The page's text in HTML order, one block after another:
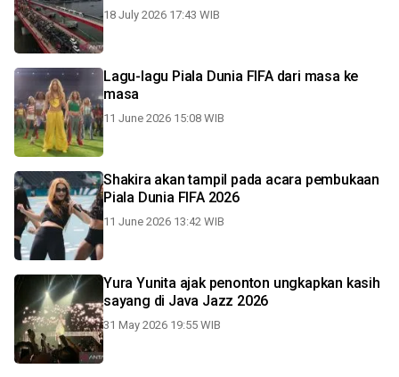
18 July 2026 17:43 WIB
Lagu-lagu Piala Dunia FIFA dari masa ke
masa
11 June 2026 15:08 WIB
Shakira akan tampil pada acara pembukaan
Piala Dunia FIFA 2026
11 June 2026 13:42 WIB
Yura Yunita ajak penonton ungkapkan kasih
sayang di Java Jazz 2026
31 May 2026 19:55 WIB